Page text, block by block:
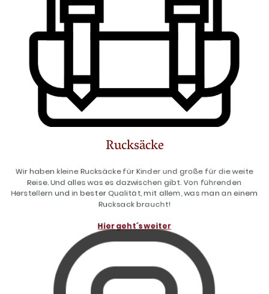
Rucksäcke
Wir haben kleine Rucksäcke für Kinder und große für die weite
Reise. Und alles was es dazwischen gibt. Von führenden
Herstellern und in bester Qualität, mit allem, was man an einem
Rucksack braucht!
Hier geht´s weiter